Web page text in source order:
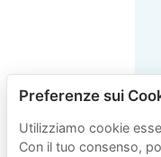
Preferenze sui
Utilizziamo cookie
Con il tuo consenso,